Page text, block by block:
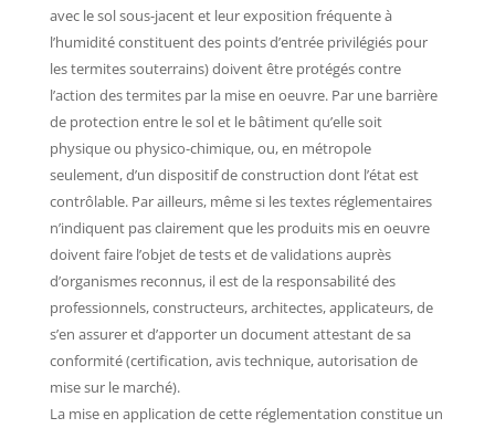
avec le sol sous-jacent et leur exposition fréquente à
l’humidité constituent des points d’entrée privilégiés pour
les termites souterrains) doivent être protégés contre
l’action des termites par la mise en oeuvre. Par une barrière
de protection entre le sol et le bâtiment qu’elle soit
physique ou physico-chimique, ou, en métropole
seulement, d’un dispositif de construction dont l’état est
contrôlable. Par ailleurs, même si les textes réglementaires
n’indiquent pas clairement que les produits mis en oeuvre
doivent faire l’objet de tests et de validations auprès
d’organismes reconnus, il est de la responsabilité des
professionnels, constructeurs, architectes, applicateurs, de
s’en assurer et d’apporter un document attestant de sa
conformité (certification, avis technique, autorisation de
mise sur le marché).
La mise en application de cette réglementation constitue un